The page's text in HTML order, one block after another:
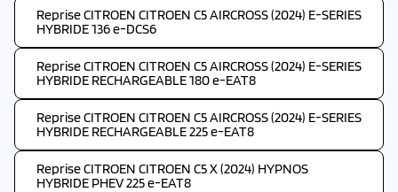
Reprise CITROEN CITROEN C5 AIRCROSS (2024) E-SERIES
HYBRIDE 136 e-DCS6
Reprise CITROEN CITROEN C5 AIRCROSS (2024) E-SERIES
HYBRIDE RECHARGEABLE 180 e-EAT8
Reprise CITROEN CITROEN C5 AIRCROSS (2024) E-SERIES
HYBRIDE RECHARGEABLE 225 e-EAT8
Reprise CITROEN CITROEN C5 X (2024) HYPNOS
HYBRIDE PHEV 225 e-EAT8